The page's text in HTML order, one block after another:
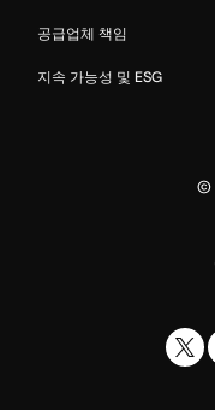
공급업체 책임
지속 가능성 및 ESG
©